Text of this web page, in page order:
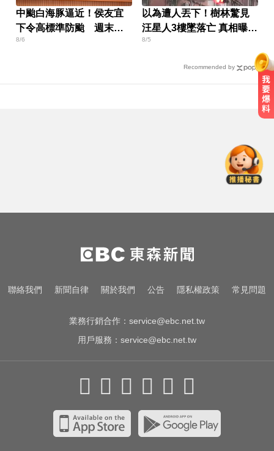
中颱白海豚逼近！侯友宜
下令高標準防颱 週末山
區嚴防豪大雨
8/6
以為遭人丟下！樹林驚見
汪星人3樓墜落亡 真相曝光
飼主挨罰1.5萬
8/5
Recommended by
明海警 未來一週降雨熱區曝
MLB／李灝宇代打遭三振！老虎敗
給水手終止4連勝
漢光首日共機大舉逼近！偵獲14架
聯絡我們 新聞自律 關於我們 公告 隱私權政策 常見問題
業務行銷合作： service@ebc.net.tw
用戶服務： service@ebc.net.tw